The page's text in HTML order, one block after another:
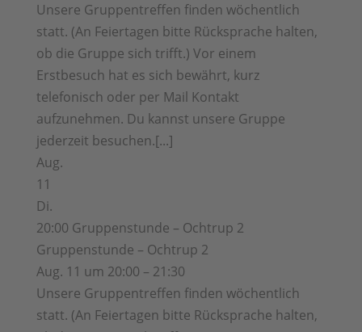
Unsere Gruppentreffen finden wöchentlich
statt. (An Feiertagen bitte Rücksprache halten,
ob die Gruppe sich trifft.) Vor einem
Erstbesuch hat es sich bewährt, kurz
telefonisch oder per Mail Kontakt
aufzunehmen. Du kannst unsere Gruppe
jederzeit besuchen.[...]
Aug.
11
Di.
20:00 Gruppenstunde – Ochtrup 2
Gruppenstunde – Ochtrup 2
Aug. 11 um 20:00 – 21:30
Unsere Gruppentreffen finden wöchentlich
statt. (An Feiertagen bitte Rücksprache halten,